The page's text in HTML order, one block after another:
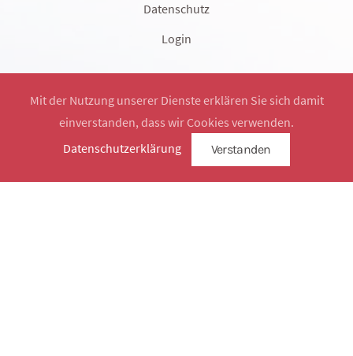
Datenschutz
Login
Mit der Nutzung unserer Dienste erklären Sie sich damit
einverstanden, dass wir Cookies verwenden.
Datenschutzerklärung
Verstanden